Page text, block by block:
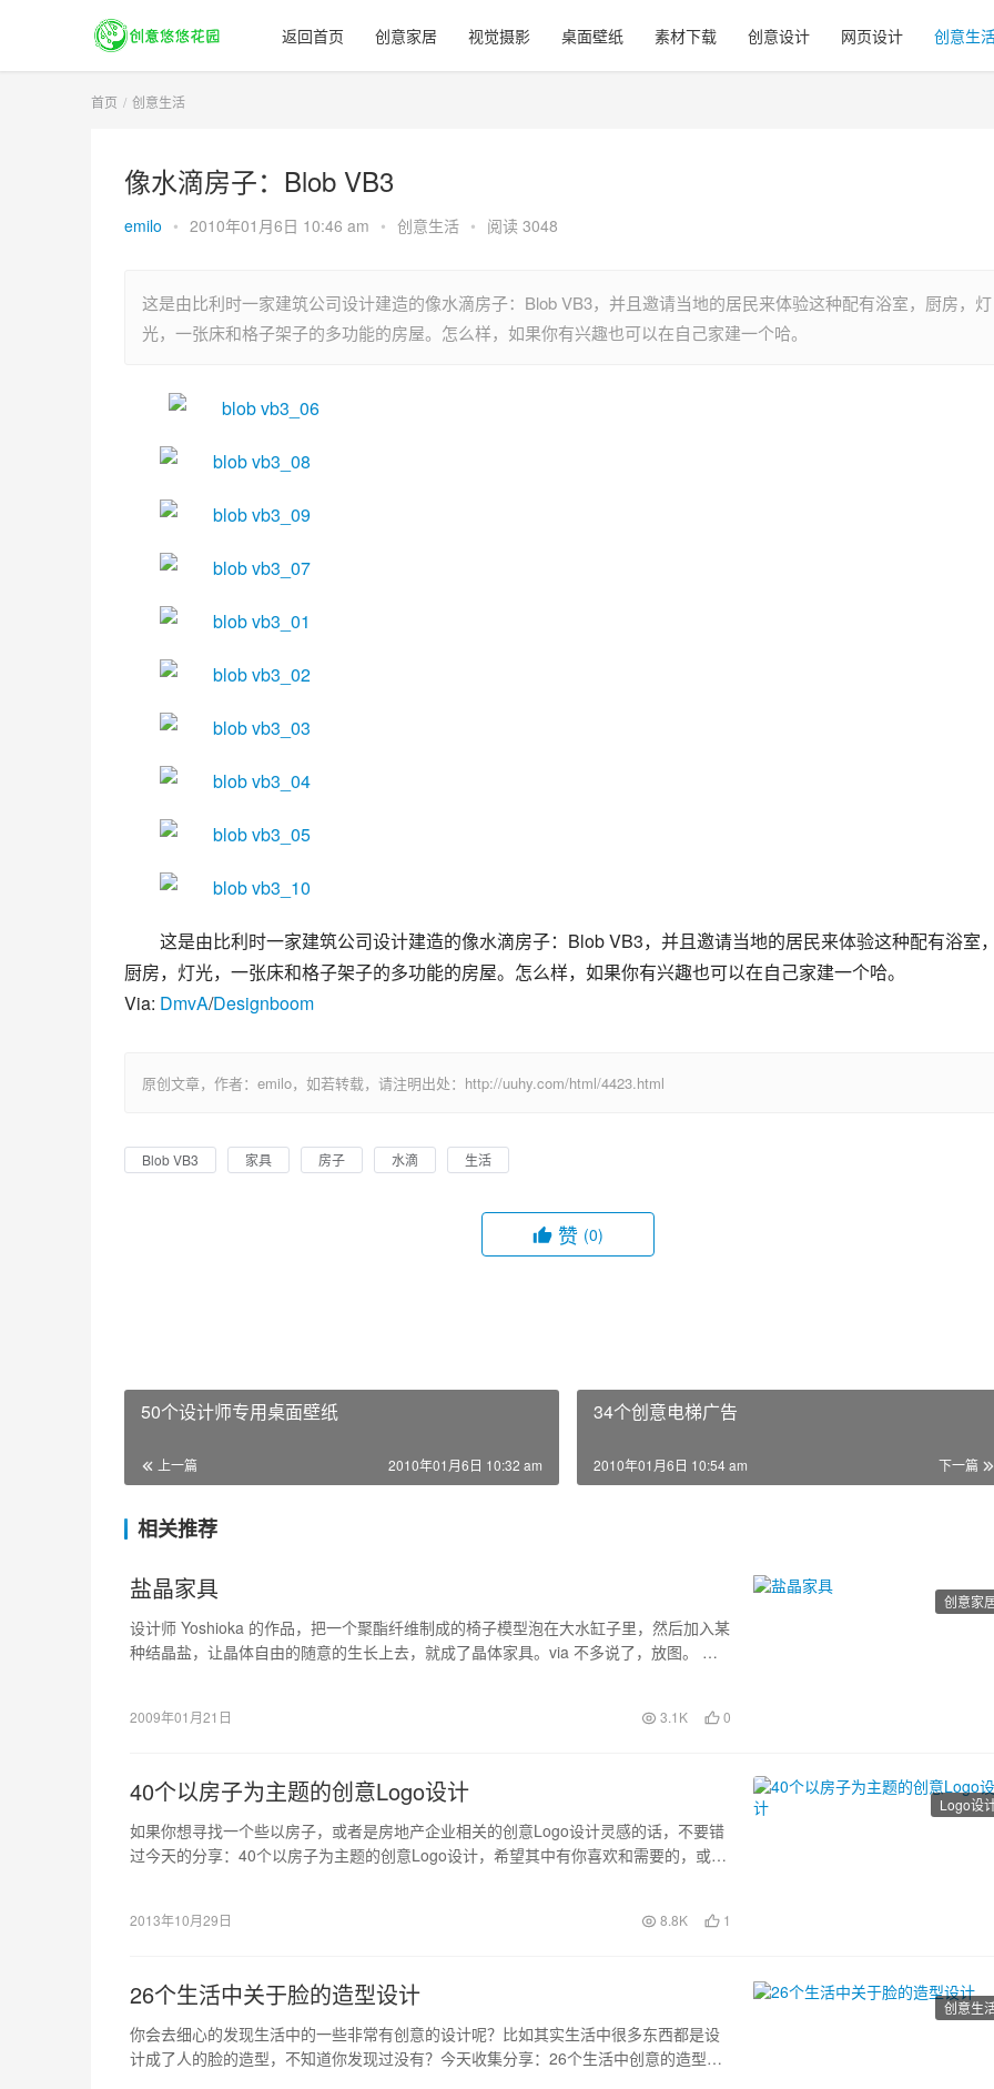
返回首页 创意家居 视觉摄影 桌面壁纸 素材下载 创意设计 网页设计 创意生
首页 创意生活
像水滴房子：Blob VB3
emilo • 2010年01月6日 10:46 am • 创意生活 • 阅读 3048
这是由比利时一家建筑公司设计建造的像水滴房子：Blob VB3，并且邀请当地的居民来体验这种配有浴室，厨房，灯
光，一张床和格子架子的多功能的房屋。怎么样，如果你有兴趣也可以在自己家建一个哈。
这是由比利时一家建筑公司设计建造的像水滴房子：Blob VB3，并且邀请当地的居民来体验这种配有浴室
厨房，灯光，一张床和格子架子的多功能的房屋。怎么样，如果你有兴趣也可以在自己家建一个哈。
Via: DmvA/Designboom
原创文章，作者：emilo，如若转载，请注明出处：http://uuhy.com/html/4423.html
Blob VB3 家具 房子 水滴 生活
赞 (0)
50个设计师专用桌面壁纸
上一篇 2010年01月6日 10:32 am
34个创意电梯广告
下一篇
2010年01月6日 10:54 am
相关推荐
创意家
盐晶家具
设计师 Yoshioka 的作品，把一个聚酯纤维制成的椅子模型泡在大水缸子里，然后加入某
种结晶盐，让晶体自由的随意的生长上去，就成了晶体家具。via 不多说了，放图。 这
2009年01月21日 3.1K 0
Logo设
40个以房子为主题的创意Logo设计
如果你想寻找一个些以房子，或者是房地产企业相关的创意Logo设计灵感的话，不要错
过今天的分享：40个以房子为主题的创意Logo设计，希望其中有你喜欢和需要的，或者
2013年10月29日 8.8K 1
创意生
26个生活中关于脸的造型设计
你会去细心的发现生活中的一些非常有创意的设计呢？比如其实生活中很多东西都是设
计成了人的脸的造型，不知道你发现过没有？今天收集分享：26个生活中创意的造型设